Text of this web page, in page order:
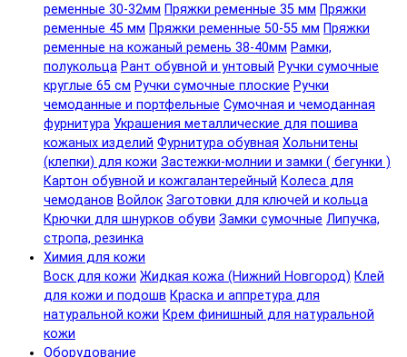
ременные 30-32мм Пряжки ременные 35 мм Пряжки
ременные 45 мм Пряжки ременные 50-55 мм Пряжки
ременные на кожаный ремень 38-40мм Рамки,
полукольца Рант обувной и унтовый Ручки сумочные
круглые 65 см Ручки сумочные плоские Ручки
чемоданные и портфельные Сумочная и чемоданная
фурнитура Украшения металлические для пошива
кожаных изделий Фурнитура обувная Хольнитены
(клепки) для кожи Застежки-молнии и замки ( бегунки )
Картон обувной и кожгалантерейный Колеса для
чемоданов Войлок Заготовки для ключей и кольца
Крючки для шнурков обуви Замки сумочные Липучка,
стропа, резинка
Химия для кожи
Воск для кожи Жидкая кожа (Нижний Новгород) Клей
для кожи и подошв Краска и аппретура для
натуральной кожи Крем финишный для натуральной
кожи
Оборудование